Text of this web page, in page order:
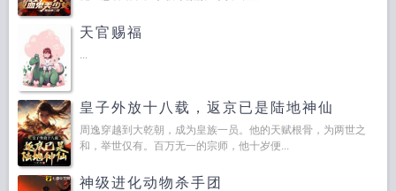
天官赐福
皇子外放十八载，返京已是陆地神仙
周逸穿越到大乾朝，成为皇族一员。他的天赋根骨，为两世之
和，举世仅有。百万无一的宗师，他十岁便...
神级进化动物杀手团